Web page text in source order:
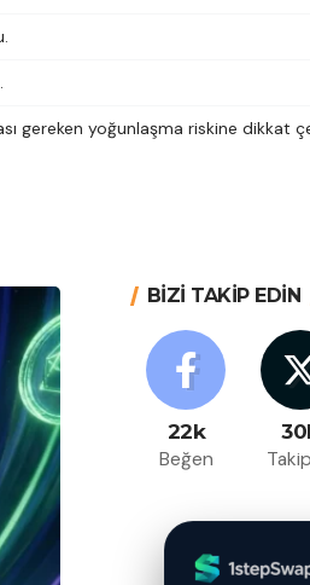
gereken yoğunlaşma riskine dikkat
BİZİ TAKİP EDİN
22k
Beğen